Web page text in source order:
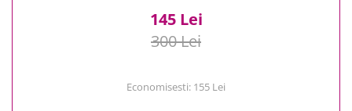
145 Lei
300 Lei
Economisesti: 155 Lei